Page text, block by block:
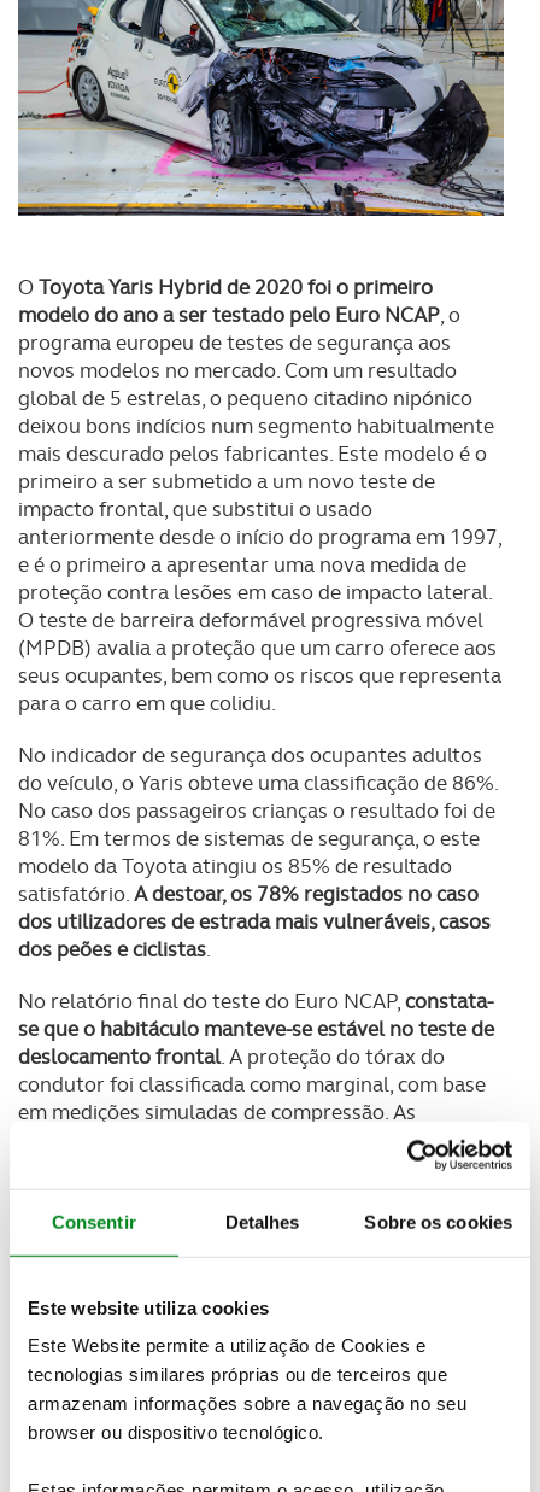
Consentir Detalhes Sobre os cookies
Este website utiliza cookies
Este Website permite a utilização de Cookies e
tecnologias similares próprias ou de terceiros que
armazenam informações sobre a navegação no seu
browser ou dispositivo tecnológico.
OToyota Yaris Hybrid de 2020 foi o primeiro
modelo do ano a ser testado pelo Euro NCAP, o
programa europeu de testes de segurança aos
novos modelos no mercado. Com um resultado
global de 5 estrelas, o pequeno citadino nipónico
deixou bons indícios num segmento habitualmente
mais descurado pelos fabricantes. Este modelo é o
primeiro a ser submetido a um novo teste de
impacto frontal, que substitui o usado
anteriormente desde o início do programa em 1997,
e é o primeiro a apresentar uma nova medida de
proteção contra lesões em caso de impacto lateral.
O teste de barreira deformável progressiva móvel
(MPDB) avalia a proteção que um carro oferece aos
seus ocupantes, bem como os riscos que representa
para o carro em que colidiu.
No indicador de segurança dos ocupantes adultos
do veículo, o Yaris obteve uma classificação de 86%.
No caso dos passageiros crianças o resultado foi de
81%. Em termos de sistemas de segurança, o este
modelo da Toyota atingiu os 85% de resultado
satisfatório.A destoar, os 78% registados no caso
dos utilizadores de estrada mais vulneráveis, casos
dos peões e ciclistas.
No relatório final do teste do Euro NCAP,constata-
se que o habitáculo manteve-se estável no teste de
deslocamento frontal. A proteção do tórax do
condutor foi classificada como marginal, com base
em medições simuladas de compressão. As
medições nos joelhos e fêmures de manequins do
condutor e do passageiro indicaram um nível
marginal de proteção e as pontuações para essas
zonas foram penalizadas devido a estruturas
potencialmente prejudiciais no painel.